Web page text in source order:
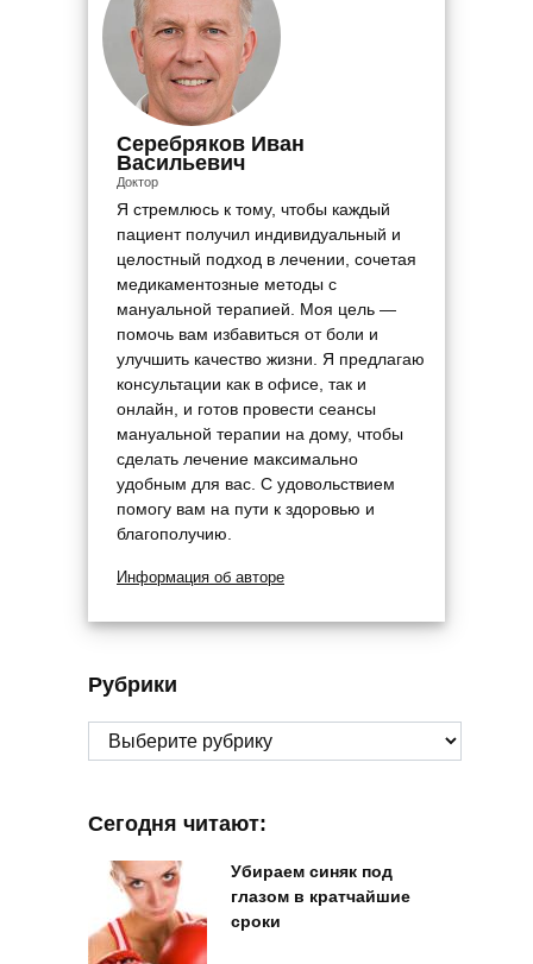
Серебряков Иван
Васильевич
Доктор
Я стремлюсь к тому, чтобы каждый
пациент получил индивидуальный и
целостный подход в лечении, сочетая
медикаментозные методы с
мануальной терапией. Моя цель —
помочь вам избавиться от боли и
улучшить качество жизни. Я предлагаю
консультации как в офисе, так и
онлайн, и готов провести сеансы
мануальной терапии на дому, чтобы
сделать лечение максимально
удобным для вас. С удовольствием
помогу вам на пути к здоровью и
благополучию.
Информация об авторе
Рубрики
Рубрики
Сегодня читают:
Убираем синяк под
глазом в кратчайшие
сроки